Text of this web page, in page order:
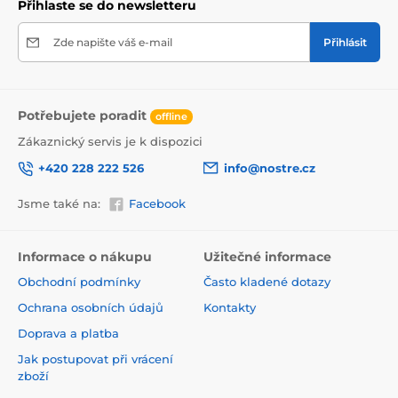
Použitá tisková metoda je ekologická, a proto jsou
přísné normy a mají VOC i GREENGUARD GOLD
certifikaci. Navíc jsou bez obsahu PVC a lepidlo je na
Přihlaste se do newsletteru
Zde napište váš e-mail Přihlásit
Potřebujete poradit offline
Zákaznický servis je k dispozici
+420 228 222 526
info@nostre.cz
Jsme také na: Facebook
Informace o nákupu
Obchodní podmínky
Ochrana osobních údajů
Doprava a platba
Jak postupovat při vrácení
zboží
Užitečné informace
Často kladené dotazy
Kontakty